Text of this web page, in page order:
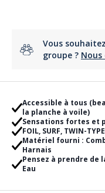
Vous
groupe ?
Accessible à tous
la planche à voile)
Sensations fortes et
FOIL, SURF, TWIN-TYPE
Matériel fourni :
Harnais
Pensez à prendre de
Eau